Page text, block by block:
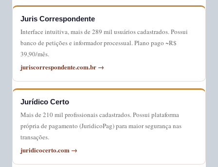
Juris Correspondente
Interface intuitiva, mais de 289 mil usuários cadastrados. Possui
banco de petições e informador processual. Plano pago ~R$
39,90/mês.
juriscorrespondente.com.br →
Jurídico Certo
Mais de 210 mil profissionais cadastrados. Possui plataforma
própria de pagamento (JuridicoPag) para maior segurança nas
transações.
juridicocerto.com →